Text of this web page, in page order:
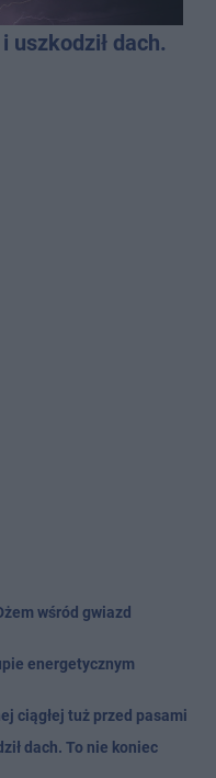
uszkodził dach.
wśród gwiazd
energetycznym
ciągłej tuż przed pasami
dach. To nie koniec